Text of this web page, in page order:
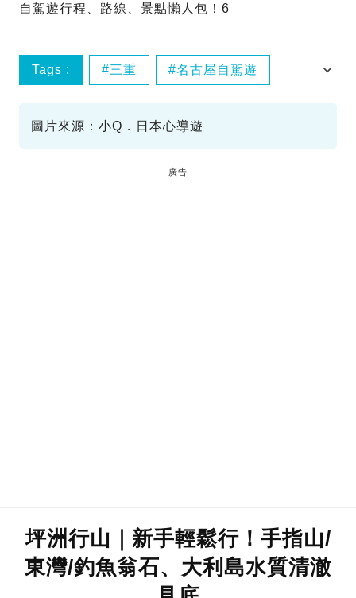
自駕遊行程、路線、景點懶人包！6
Tags : 三重 名古屋自駕遊
圖片來源：小Q．日本心導遊
廣告
坪洲行山｜新手輕鬆行！手指山/
東灣/釣魚翁石、大利島水質清澈